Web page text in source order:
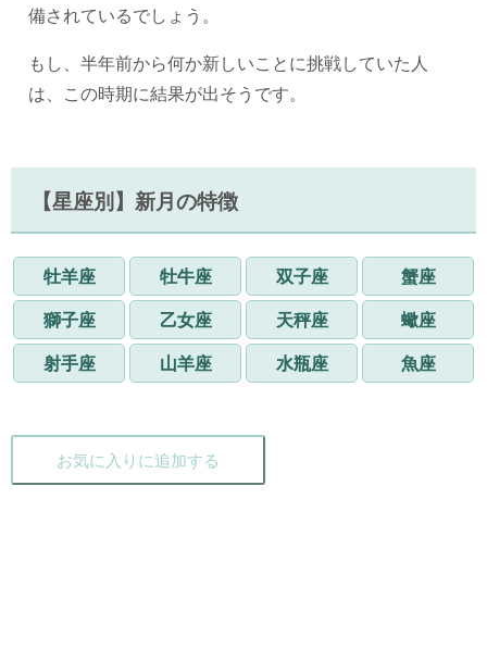
備されているでしょう。
もし、半年前から何か新しいことに挑戦していた人
は、この時期に結果が出そうです。
【星座別】新月の特徴
牡羊座 牡牛座 双子座
蟹座
獅子座
乙女座 天秤座
蠍座
射手座
山羊座 水瓶座 魚座
お気に入りに追加する